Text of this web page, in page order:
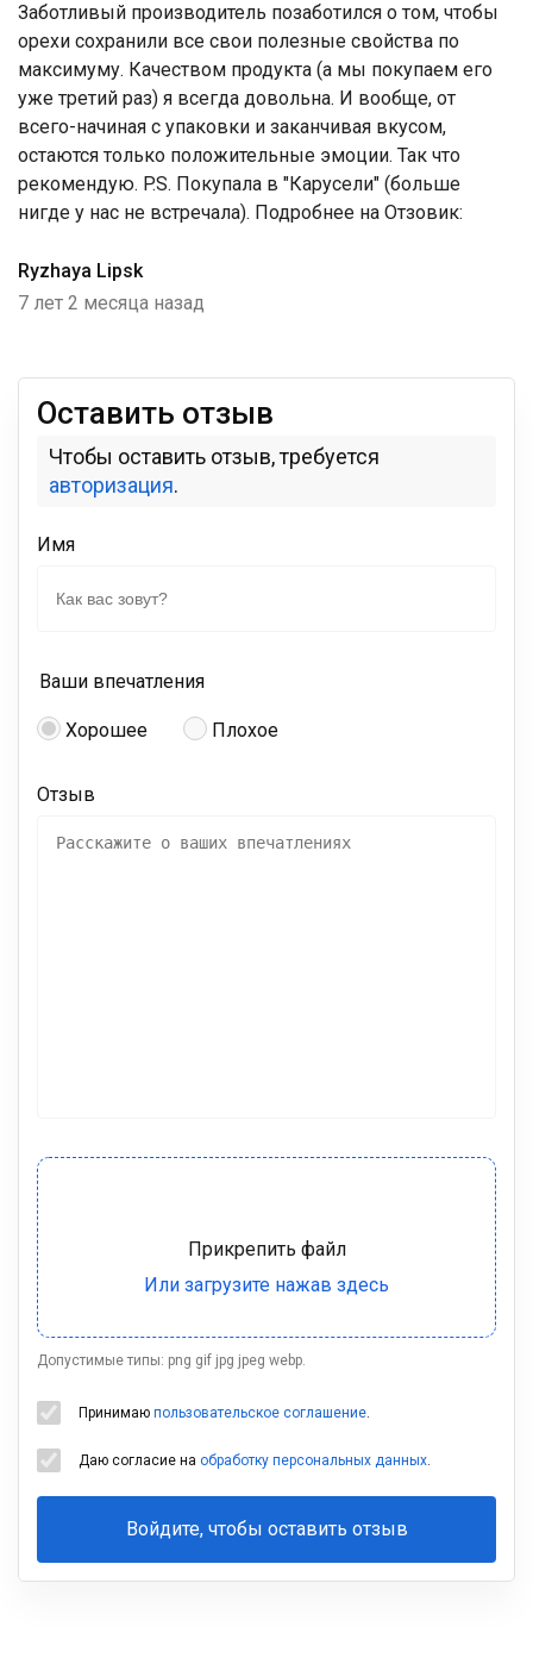
Заботливый производитель позаботился о том, чтобы
орехи сохранили все свои полезные свойства по
максимуму. Качеством продукта (а мы покупаем его
уже третий раз) я всегда довольна. И вообще, от
всего-начиная с упаковки и заканчивая вкусом,
остаются только положительные эмоции. Так что
рекомендую. P.S. Покупала в "Карусели" (больше
нигде у нас не встречала). Подробнее на Отзовик:
Ryzhaya Lipsk
7 лет 2 месяца назад
Оставить отзыв
Чтобы оставить отзыв, требуется
авторизация.
Имя
Ваши впечатления
Хорошее Плохое
Отзыв
Допустимые типы: png gif jpg jpeg webp.
Принимаю пользовательское соглашение.
Даю согласие на обработку персональных данных.
Войдите, чтобы оставить отзыв
Ваша